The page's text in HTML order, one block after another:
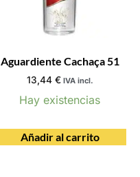
Aguardiente Cachaça 51
13,44 € IVA incl.
Hay existencias
Añadir al carrito